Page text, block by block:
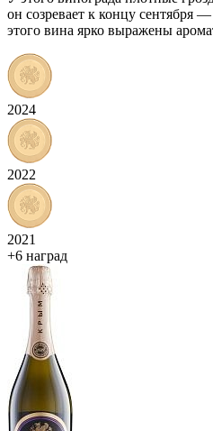
он созревает к концу сентября
этого вина ярко выражены
2024
2022
2021
+6 наград